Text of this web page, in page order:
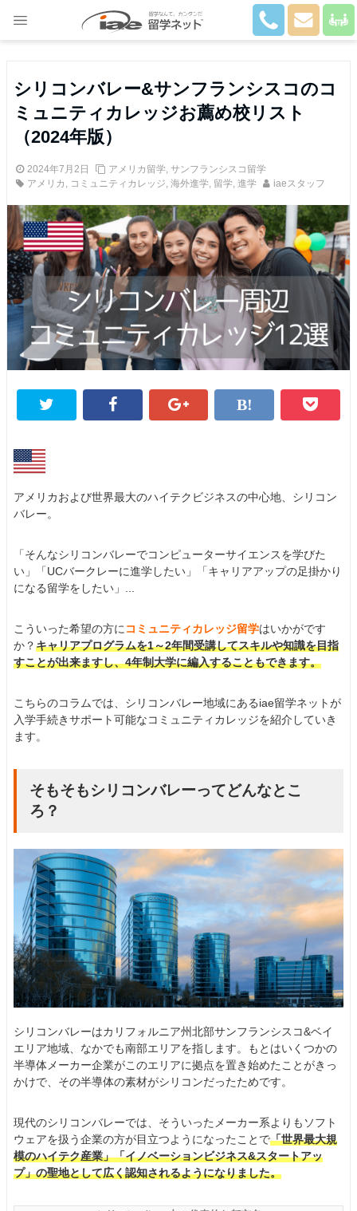
シリコンバレー&サンフランシスコのコ
ミュニティカレッジお薦め校リスト
（2024年版）
2024年7月2日 アメリカ留学, サンフランシスコ留学
アメリカ , コミュニティカレッジ, 海外進学, 留学, 進学 iaeスタッフ
アメリカおよび世界最大のハイテクビジネスの中心地、シリコン
バレー。
「そんなシリコンバレーでコンピューターサイエンスを学びた
い」「UCバークレーに進学したい」「キャリアアップの足掛かり
になる留学をしたい」...
こういった希望の方に コミュニティカレッジ留学はいかがです
か？ キャリアプログラムを1～2年間受講してスキルや知識を目指
すことが出来ますし、4年制大学に編入することもできます。
こちらのコラムでは、シリコンバレー地域にあるiae留学ネットが
入学手続きサポート可能なコミュニティカレッジを紹介していき
ます。
そもそもシリコンバレーってどんなとこ
ろ？
シリコンバレーはカリフォルニア州北部サンフランシスコ&ベイ
エリア地域、なかでも南部エリアを指します。もとはいくつかの
半導体メーカー企業がこのエリアに拠点を置き始めたことがきっ
かけで、その半導体の素材がシリコンだったためです。
現代のシリコンバレーでは、そういったメーカー系よりもソフト
ウェアを扱う企業の方が目立つようになったことで「世界最大規
模のハイテク産業」「イノベーションビジネス&スタートアッ
プ」の聖地として広く認知されるようになりました。